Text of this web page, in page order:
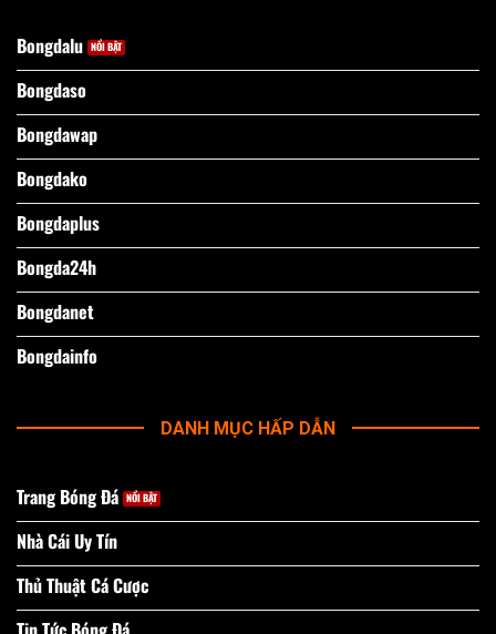
Bongdalu
Bongdaso
Bongdawap
Bongdako
Bongdaplus
Bongda24h
Bongdanet
Bongdainfo
DANH MỤC HẤP DẪN
Trang Bóng Đá
Nhà Cái Uy Tín
Thủ Thuật Cá Cược